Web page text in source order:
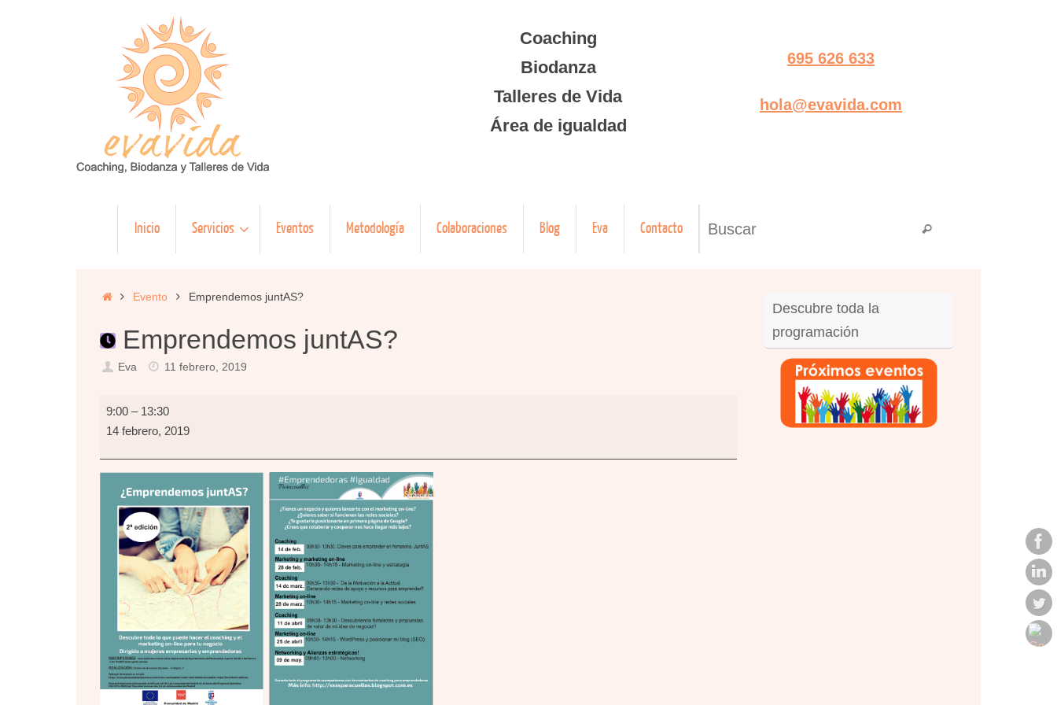
Coaching
Biodanza
Talleres de Vida
Área de igualdad
695 626 633
hola@evavida.com
Inicio Servicios Eventos Metodología Colaboraciones Blog Eva Contacto Buscar
InicioEvento Emprendemos juntAS?
Emprendemos juntAS?
Eva 11 febrero, 2019
Emprendemos
juntAS?
9:00 – 13:30
14 febrero, 2019
Descubre toda la
programación